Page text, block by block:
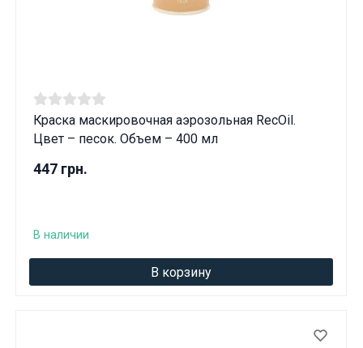
Краска маскировочная аэрозольная RecOil.
Цвет – песок. Объем – 400 мл
447 грн.
В наличии
В корзину